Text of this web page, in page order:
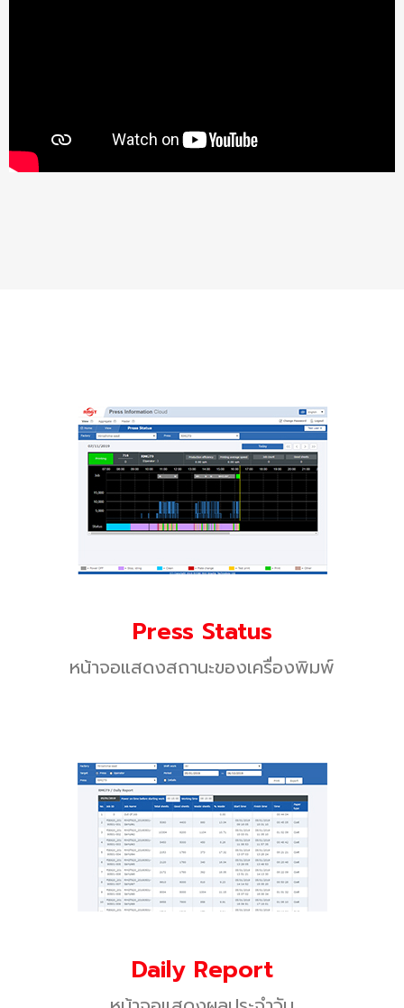
Press Status
หน้าจอแสดงสถานะของเครื่องพิมพ์
Daily Report